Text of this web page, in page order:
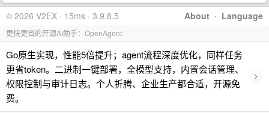
About · Language
© 2026 V2EX · 15ms · 3.9.8.5
更快更省的开源AI助手：OpenAgent
Go原生实现，性能5倍提升；agent流程深度优化，同样任务
更省token。二进制一键部署，全模型支持，内置会话管理、
权限控制与审计日志。个人折腾、企业生产都合适，开源免
费。
›